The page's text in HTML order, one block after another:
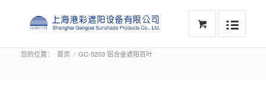
您的位置： 首页 / GC-5203 铝合金遮阳百叶